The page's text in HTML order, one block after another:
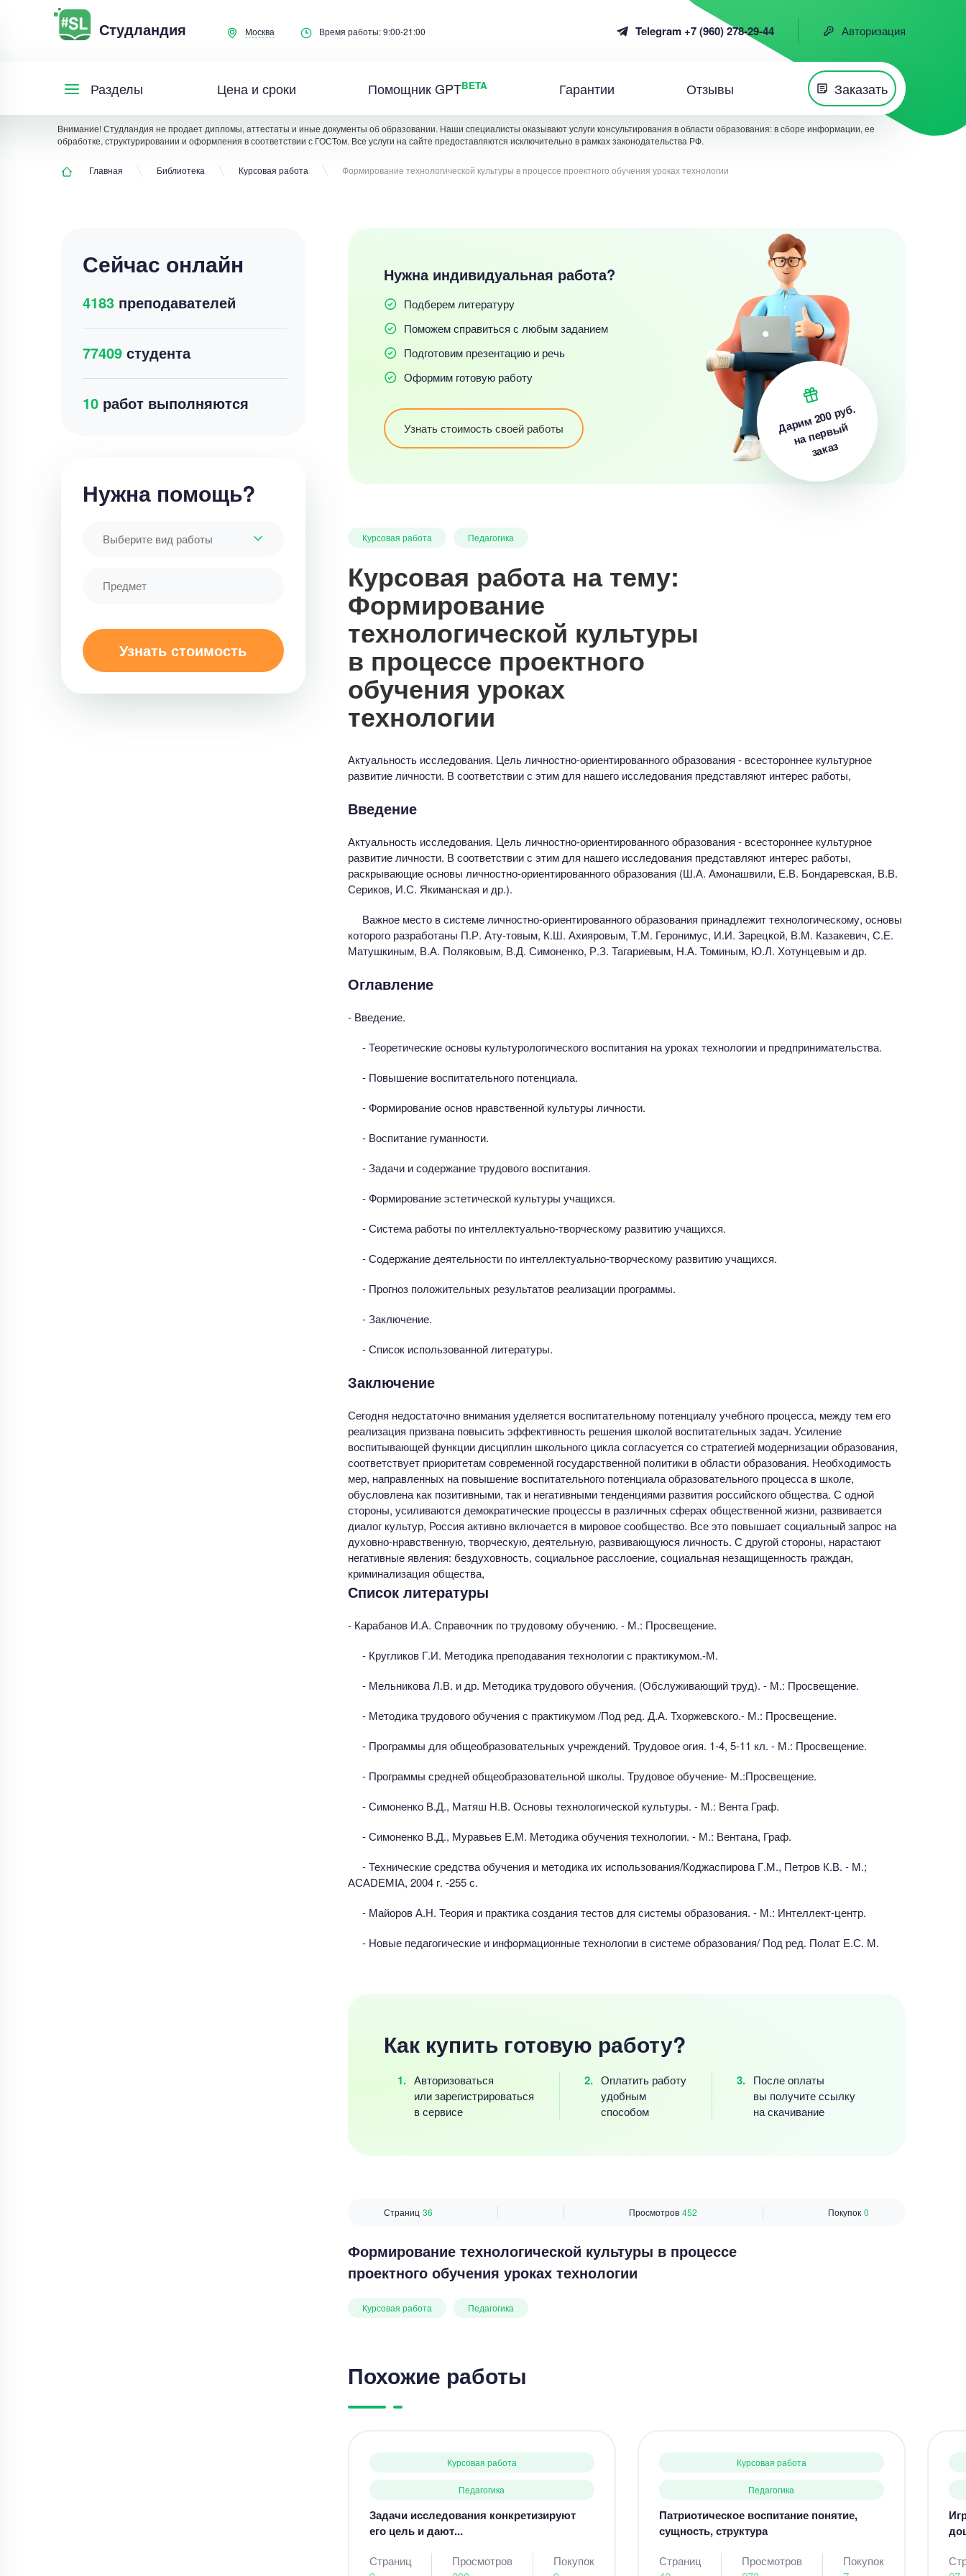
Студландия Москва Время работы: 9:00-21:00 Telegram +7 (960) 278-29-44 Авторизация
Разделы Цена и сроки Помощник GPTBETA Гарантии Отзывы Заказать
Внимание! Студландия не продает дипломы, аттестаты и иные документы об образовании. Наши специалисты оказывают услуги консультирования в области образования: в сборе информации, ее
обработке, структурировании и оформления в соответствии с ГОСТом. Все услуги на сайте предоставляются исключительно в рамках законодательства РФ.
Главная Библиотека Курсовая работа Формирование технологической культуры в процессе проектного обучения уроках технологии
Сейчас онлайн
4183преподавателей
77409студента
22работ выполняются
Нужна помощь?
Выберите вид работы
Узнать стоимость
Нужна индивидуальная работа?
Подберем литературу
Поможем справиться с любым заданием
Подготовим презентацию и речь
Оформим готовую работу
Узнать стоимость своей работы Дарим200 руб.
на первый
заказ
Курсовая работа Педагогика
Курсовая работа на тему:
Формирование
технологической культуры
в процессе проектного
обучения уроках
технологии
Актуальность исследования. Цель личностно-ориентированного образования - всестороннее культурное
развитие личности. В соответствии с этим для нашего исследования представляют интерес работы,
Введение
Актуальность исследования. Цель личностно-ориентированного образования - всестороннее культурное
развитие личности. В соответствии с этим для нашего исследования представляют интерес работы,
раскрывающие основы личностно-ориентированного образования (Ш.А. Амонашвили, Е.В. Бондаревская, В.В.
Сериков, И.С. Якиманская и др.).
Важное место в системе личностно-ориентированного образования принадлежит технологическому, основы
которого разработаны П.Р. Ату-товым, К.Ш. Ахияровым, Т.М. Геронимус, И.И. Зарецкой, В.М. Казакевич, С.Е.
Матушкиным, В.А. Поляковым, В.Д. Симоненко, Р.З. Тагариевым, Н.А. Томиным, Ю.Л. Хотунцевым и др.
Оглавление
- Введение.
- Теоретические основы культурологического воспитания на уроках технологии и предпринимательства.
- Повышение воспитательного потенциала.
- Формирование основ нравственной культуры личности.
- Воспитание гуманности.
- Задачи и содержание трудового воспитания.
- Формирование эстетической культуры учащихся.
- Система работы по интеллектуально-творческому развитию учащихся.
- Содержание деятельности по интеллектуально-творческому развитию учащихся.
- Прогноз положительных результатов реализации программы.
- Заключение.
- Список использованной литературы.
Заключение
Сегодня недостаточно внимания уделяется воспитательному потенциалу учебного процесса, между тем его
реализация призвана повысить эффективность решения школой воспитательных задач. Усиление
воспитывающей функции дисциплин школьного цикла согласуется со стратегией модернизации образования,
соответствует приоритетам современной государственной политики в области образования. Необходимость
мер, направленных на повышение воспитательного потенциала образовательного процесса в школе,
обусловлена как позитивными, так и негативными тенденциями развития российского общества. С одной
стороны, усиливаются демократические процессы в различных сферах общественной жизни, развивается
диалог культур, Россия активно включается в мировое сообщество. Все это повышает социальный запрос на
духовно-нравственную, творческую, деятельную, развивающуюся личность. С другой стороны, нарастают
негативные явления: бездуховность, социальное расслоение, социальная незащищенность граждан,
криминализация общества,
Список литературы
- Карабанов И.А. Справочник по трудовому обучению. - М.: Просвещение.
- Кругликов Г.И. Методика преподавания технологии с практикумом.-М.
- Мельникова Л.В. и др. Методика трудового обучения. (Обслуживающий труд). - М.: Просвещение.
- Методика трудового обучения с практикумом /Под ред. Д.А. Тхоржевского.- М.: Просвещение.
- Программы для общеобразовательных учреждений. Трудовое огия. 1-4, 5-11 кл. - М.: Просвещение.
- Программы средней общеобразовательной школы. Трудовое обучение- М.:Просвещение.
- Симоненко В.Д., Матяш Н.В. Основы технологической культуры. - М.: Вента Граф.
- Симоненко В.Д., Муравьев Е.М. Методика обучения технологии. - М.: Вентана, Граф.
- Технические средства обучения и методика их использования/Коджаспирова Г.М., Петров К.В. - М.;
АСАDЕМIА, 2004 г. -255 с.
- Майоров А.Н. Теория и практика создания тестов для системы образования. - М.: Интеллект-центр.
- Новые педагогические и информационные технологии в системе образования/ Под ред. Полат Е.С. М.
Как купить готовую работу?
Авторизоваться
или зарегистрироваться
в сервисе
Оплатить работу
удобным
способом
После оплаты
вы получите ссылку
на скачивание
Страниц 36 Просмотров 452 Покупок 0
Формирование технологической культуры в процессе
проектного обучения уроках технологии
Курсовая работа Педагогика
Похожие работы
Курсовая работа
Педагогика
Задачи исследования конкретизируют
его цель и дают...
Страниц
Просмотров
Покупок
Курсовая работа
Педагогика
Патриотическое воспитание понятие,
сущность, структура
Страниц
Просмотров
Покупок